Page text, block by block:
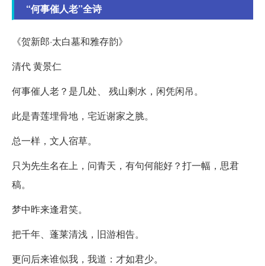
“何事催人老”全诗
《贺新郎·太白墓和雅存韵》
清代 黄景仁
何事催人老？是几处、 残山剩水，闲凭闲吊。
此是青莲埋骨地，宅近谢家之脁。
总一样，文人宿草。
只为先生名在上，问青天，有句何能好？打一幅，思君
稿。
梦中昨来逢君笑。
把千年、蓬莱清浅，旧游相告。
更问后来谁似我，我道：才如君少。